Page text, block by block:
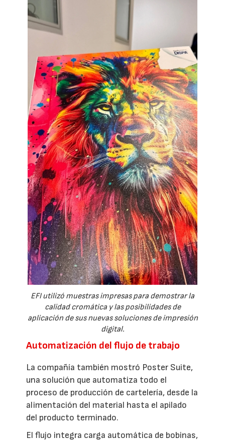
EFI utilizó muestras impresas para demostrar la
calidad cromática y las posibilidades de
aplicación de sus nuevas soluciones de impresión
digital.
Automatización del flujo de trabajo
La compañía también mostró Poster Suite,
una solución que automatiza todo el
proceso de producción de cartelería, desde la
alimentación del material hasta el apilado
del producto terminado.
El flujo integra carga automática de bobinas,